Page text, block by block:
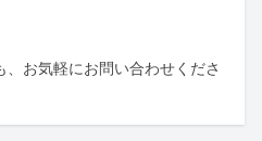
お気軽にお問い合わせくださ